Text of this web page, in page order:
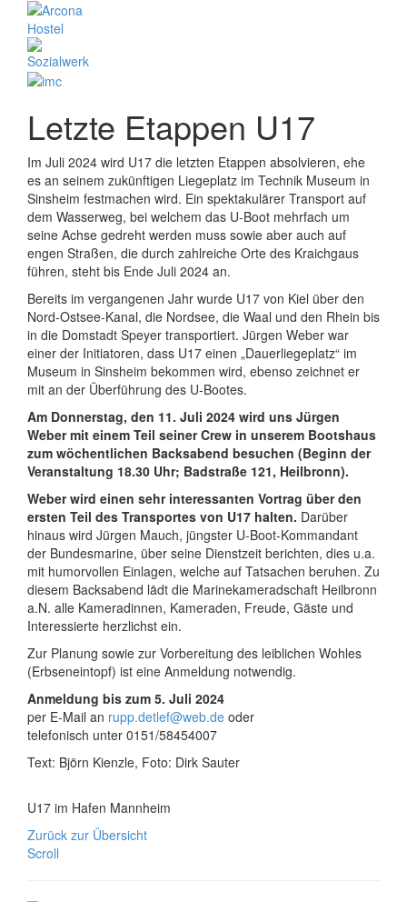
Letzte Etappen U17
Im Juli 2024 wird U17 die letzten Etappen absolvieren, ehe
es an seinem zukünftigen Liegeplatz im Technik Museum in
Sinsheim festmachen wird. Ein spektakulärer Transport auf
dem Wasserweg, bei welchem das U-Boot mehrfach um
seine Achse gedreht werden muss sowie aber auch auf
engen Straßen, die durch zahlreiche Orte des Kraichgaus
führen, steht bis Ende Juli 2024 an.
Bereits im vergangenen Jahr wurde U17 von Kiel über den
Nord-Ostsee-Kanal, die Nordsee, die Waal und den Rhein bis
in die Domstadt Speyer transportiert. Jürgen Weber war
einer der Initiatoren, dass U17 einen „Dauerliegeplatz“ im
Museum in Sinsheim bekommen wird, ebenso zeichnet er
mit an der Überführung des U-Bootes.
Am Donnerstag, den 11. Juli 2024 wird uns Jürgen
Weber mit einem Teil seiner Crew in unserem Bootshaus
zum wöchentlichen Backsabend besuchen (Beginn der
Veranstaltung 18.30 Uhr; Badstraße 121, Heilbronn).
Weber wird einen sehr interessanten Vortrag über den
ersten Teil des Transportes von U17 halten. Darüber
hinaus wird Jürgen Mauch, jüngster U-Boot-Kommandant
der Bundesmarine, über seine Dienstzeit berichten, dies u.a.
mit humorvollen Einlagen, welche auf Tatsachen beruhen. Zu
diesem Backsabend lädt die Marinekameradschaft Heilbronn
a.N. alle Kameradinnen, Kameraden, Freude, Gäste und
Interessierte herzlichst ein.
Zur Planung sowie zur Vorbereitung des leiblichen Wohles
(Erbseneintopf) ist eine Anmeldung notwendig.
Anmeldung bis zum 5. Juli 2024
per E-Mail an rupp.detlef@web.de oder
telefonisch unter 0151/58454007
Text: Björn Kienzle, Foto: Dirk Sauter
U17 im Hafen Mannheim
Zurück zur Übersicht
Scroll